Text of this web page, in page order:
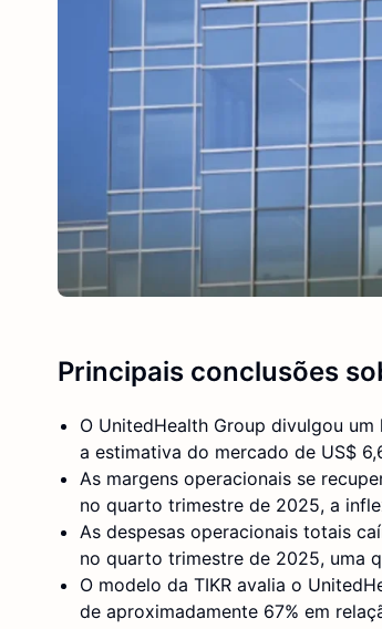
Principais conclusões
O UnitedHealth Group divulgou
a estimativa do mercado de US$
As margens operacionais se
no quarto trimestre de 2025, a
As despesas operacionais totais
no quarto trimestre de 2025, uma
O modelo da TIKR avalia o
de aproximadamente 67% em